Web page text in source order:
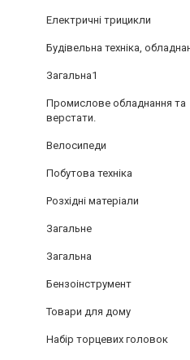
Електричні трицикли
Будівельна техніка,
Загальна1
Промислове обладнання та
верстати.
Велосипеди
Побутова техніка
Розхідні матеріали
Загальне
Загальна
Бензоінструмент
Товари для дому
Набір торцевих головок